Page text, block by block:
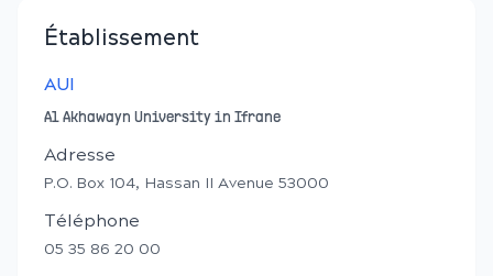
Établissement
AUI
Al Akhawayn University in Ifrane
Adresse
P.O. Box 104, Hassan II Avenue 53000
Téléphone
05 35 86 20 00